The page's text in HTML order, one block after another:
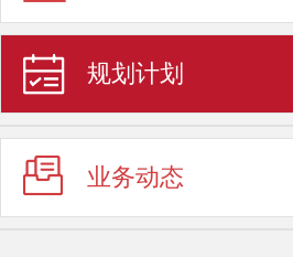
规划计划
业务动态